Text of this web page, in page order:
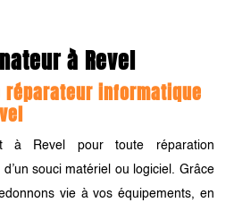
à Revel
réparateur informatique
à Revel pour toute réparation
d’un souci matériel ou logiciel. Grâce
vie à vos équipements, en